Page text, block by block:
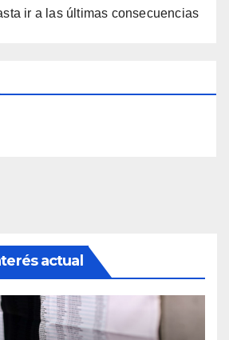
ir a las últimas consecuencias
actual